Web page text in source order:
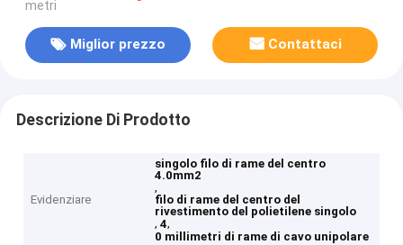
metri
Miglior prezzo Contattaci
Descrizione Di Prodotto
Evidenziare
singolo filo di rame del centro
4.0mm2
,
filo di rame del centro del
rivestimento del polietilene singolo
,4,
0 millimetri di rame di cavo unipolare